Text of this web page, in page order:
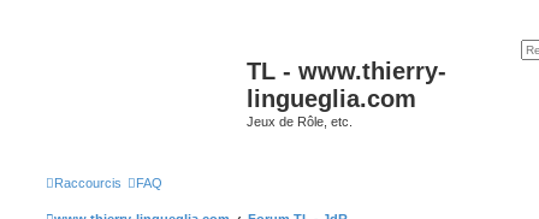
TL - www.thierry-
lingueglia.com
Jeux de Rôle, etc.
Raccourcis FAQ